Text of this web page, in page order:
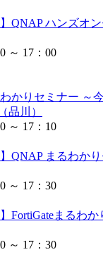
】QNAP ハンズオ
～ 17：00
かりセミナー ～
品川）
～ 17：10
】QNAP まるわか
～ 17：30
FortiGateまるわ
～ 17：30